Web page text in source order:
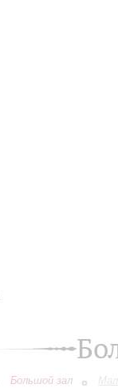
Большой зал